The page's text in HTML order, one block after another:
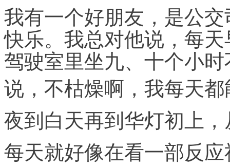
我有一个好朋友，是公
快乐。我总对他说，每
驾驶室里坐九、十个小
说，不枯燥啊，我每天
夜到白天再到华灯初上
每天就好像在看一部反